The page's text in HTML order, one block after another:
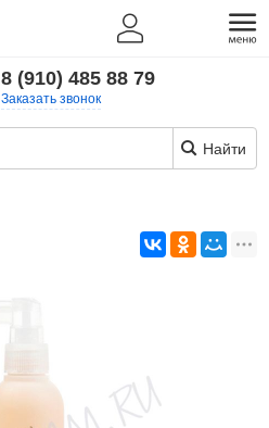
8 (910) 485 88 79
Заказать звонок
Найти